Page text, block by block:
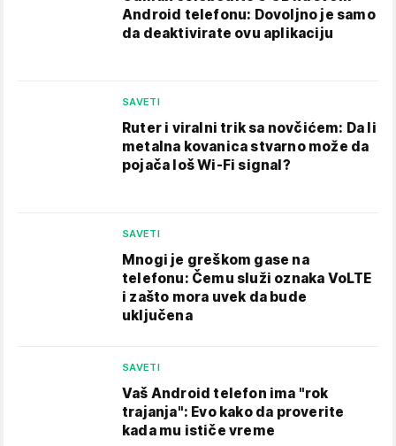
Android telefonu: Dovoljno je samo
da deaktivirate ovu aplikaciju
SAVETI
Ruter i viralni trik sa novčićem: Da li
metalna kovanica stvarno može da
pojača loš Wi-Fi signal?
SAVETI
Mnogi je greškom gase na
telefonu: Čemu služi oznaka VoLTE
i zašto mora uvek da bude
uključena
SAVETI
Vaš Android telefon ima "rok
trajanja": Evo kako da proverite
kada mu ističe vreme